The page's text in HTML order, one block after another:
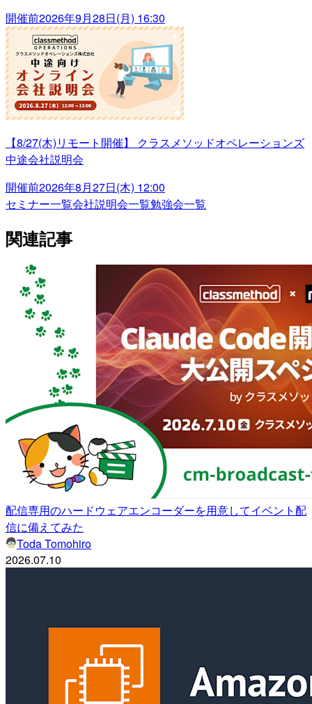
開催前2026年9月28日(月) 16:30
【8/27(木)リモート開催】 クラスメソッドオペレーションズ
中途会社説明会
開催前2026年8月27日(木) 12:00
セミナー一覧会社説明会一覧勉強会一覧
関連記事
配信専用のハードウェアエンコーダーを用意してイベント配
信に備えてみた
Toda Tomohiro
2026.07.10